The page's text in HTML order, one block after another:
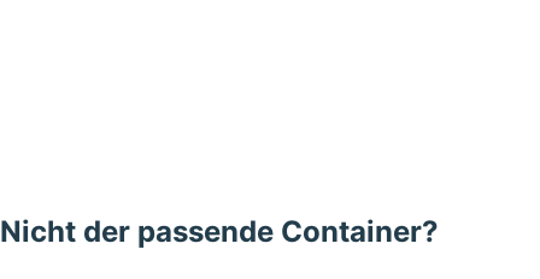
Nicht der passende Container?